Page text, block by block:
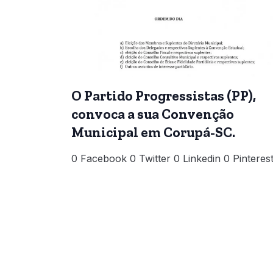
O Partido Progressistas (PP),
convoca a sua Convenção
Municipal em Corupá-SC.
0 Facebook 0 Twitter 0 Linkedin 0 Pinterest